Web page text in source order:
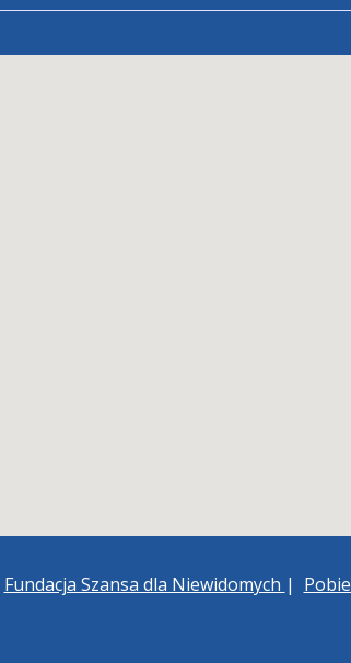
Fundacja Szansa dla Niewidomych |